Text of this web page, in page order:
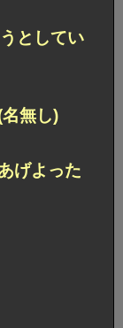
としてい
無し)
げよった